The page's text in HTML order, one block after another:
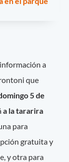
a
que
5 de
a la tararira
para
gratuita y
y otra para